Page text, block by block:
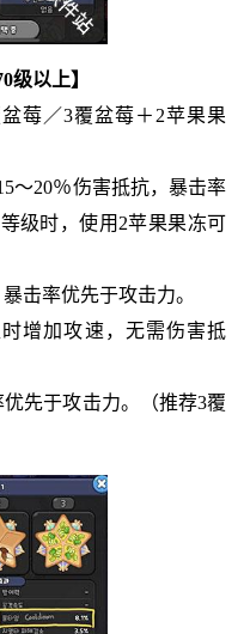
级以上】
莓／3覆盆莓＋2苹果果
～20％伤害抵抗，暴击率
级时，使用2苹果果冻可
击率优先于攻击力。
增加攻速，无需伤害抵
先于攻击力。（推荐3覆